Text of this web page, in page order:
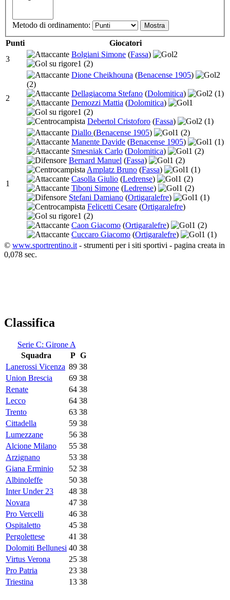
Metodo di ordinamento:
Punti
Giocatori
3
Bolgiani Simone (Fassa)
2
1 (2)
2
Dione Cheikhouna (Benacense 1905)
2
(2)
Dellagiacoma Stefano (Dolomitica) 2 (1)
Demozzi Mattia (Dolomitica)
1
1 (2)
Debertol Cristoforo (Fassa) 2 (1)
1
Diallo (Benacense 1905) 1 (2)
Manente Davide (Benacense 1905) 1 (1)
Smesniak Carlo (Dolomitica) 1 (2)
Bernard Manuel (Fassa) 1 (2)
Amplatz Bruno (Fassa) 1 (1)
Casolla Giulio (Ledrense) 1 (2)
Tiboni Simone (Ledrense) 1 (2)
Stefani Damiano (Ortigaralefre) 1 (1)
Felicetti Cesare (Ortigaralefre)
1 (2)
Caon Giacomo (Ortigaralefre) 1 (2)
Cuccaro Giacomo (Ortigaralefre) 1 (1)
© www.sportrentino.it - strumenti per i siti sportivi - pagina creata in
0,078 sec.
Classifica
Serie C: Girone A
Squadra
P G
Lanerossi Vicenza 89 38
Union Brescia
69 38
Renate
64 38
Lecco
64 38
Trento
63 38
Cittadella
59 38
Lumezzane
56 38
Alcione Milano
55 38
Arzignano
53 38
Giana Erminio
52 38
Albinoleffe
50 38
Inter Under 23
48 38
Novara
47 38
Pro Vercelli
46 38
Ospitaletto
45 38
Pergolettese
41 38
Dolomiti Bellunesi 40 38
Virtus Verona
25 38
Pro Patria
23 38
Triestina
13 38